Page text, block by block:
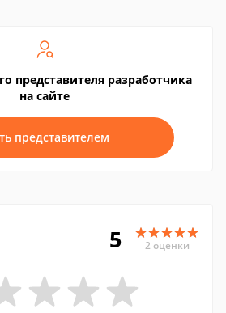
представителя разработчика
на сайте
представителем
5 2 оценки